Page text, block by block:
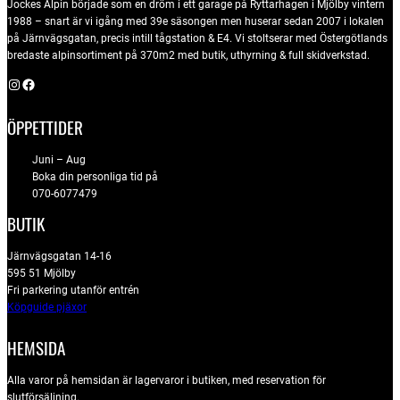
Jockes Alpin började som en dröm i ett garage på Ryttarhagen i Mjölby vintern
1988 – snart är vi igång med 39e säsongen men huserar sedan 2007 i lokalen
på Järnvägsgatan, precis intill tågstation & E4. Vi stoltserar med Östergötlands
bredaste alpinsortiment på 370m2 med butik, uthyrning & full skidverkstad.
Instagram Facebook
ÖPPETTIDER
Juni – Aug
Boka din personliga tid på
070-6077479
BUTIK
Järnvägsgatan 14-16
595 51 Mjölby
Fri parkering utanför entrén
Köpguide pjäxor
HEMSIDA
Alla varor på hemsidan är lagervaror i butiken, med reservation för
slutförsäljning.